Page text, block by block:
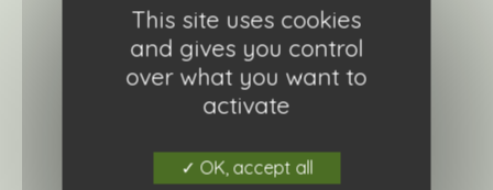
Heuchère Berry Smoothie
This site uses cookies
and gives you control
over what you want to
activate
OK, accept all